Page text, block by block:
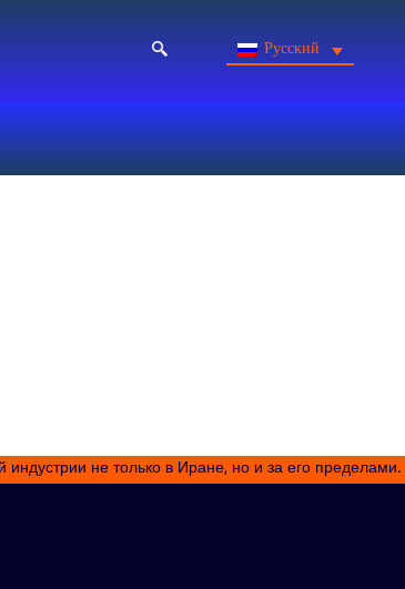
Русский
индустрии не только в Иране, но и за его пределами.